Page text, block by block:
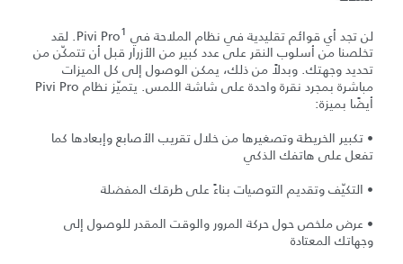
لن تجد أي قوائم تقليدية في نظام الملاحة في Pivi Pro 1
‏. لقد
تخلصنا من أسلوب النقر على عدد كبير من الأزرار قبل أن تتمكّن من
تحديد وجهتك. وبدلاً من ذلك، يمكن الوصول إلى كل الميزات
مباشرة بمجرد نقرة واحدة على شاشة اللمس. يتميّز نظام Pivi Pro
أيضًا بميزة:
• تكبير الخريطة وتصغيرها من خلال تقريب الأصابع وإبعادها كما
تفعل على هاتفك الذكي
• التكيّف وتقديم التوصيات بناءً على طرقك المفضلة
• عرض ملخص حول حركة المرور والوقت المقدر للوصول إلى
وجهاتك المعتادة